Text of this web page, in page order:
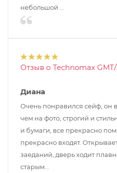
небольшой ...
Отзыв о Technomax
Диана
Очень понравился сейф, он
чем на фото, строгий и
и бумаги, все прекрасно
прекрасно входят.
заеданий, дверь ходит
старым...